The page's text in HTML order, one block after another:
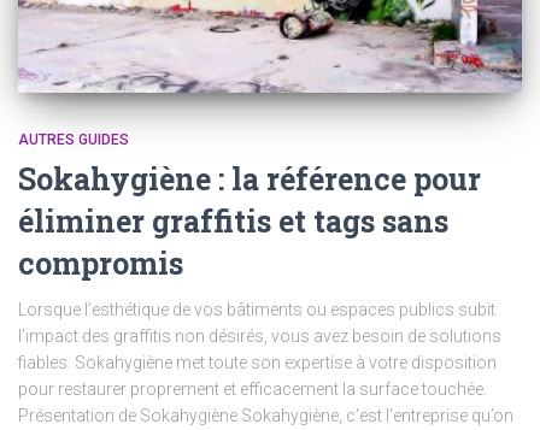
AUTRES GUIDES
Sokahygiène : la référence pour
éliminer graffitis et tags sans
compromis
Lorsque l’esthétique de vos bâtiments ou espaces publics subit
l’impact des graffitis non désirés, vous avez besoin de solutions
fiables. Sokahygiène met toute son expertise à votre disposition
pour restaurer proprement et efficacement la surface touchée.
Présentation de Sokahygiène Sokahygiène, c’est l’entreprise qu’on